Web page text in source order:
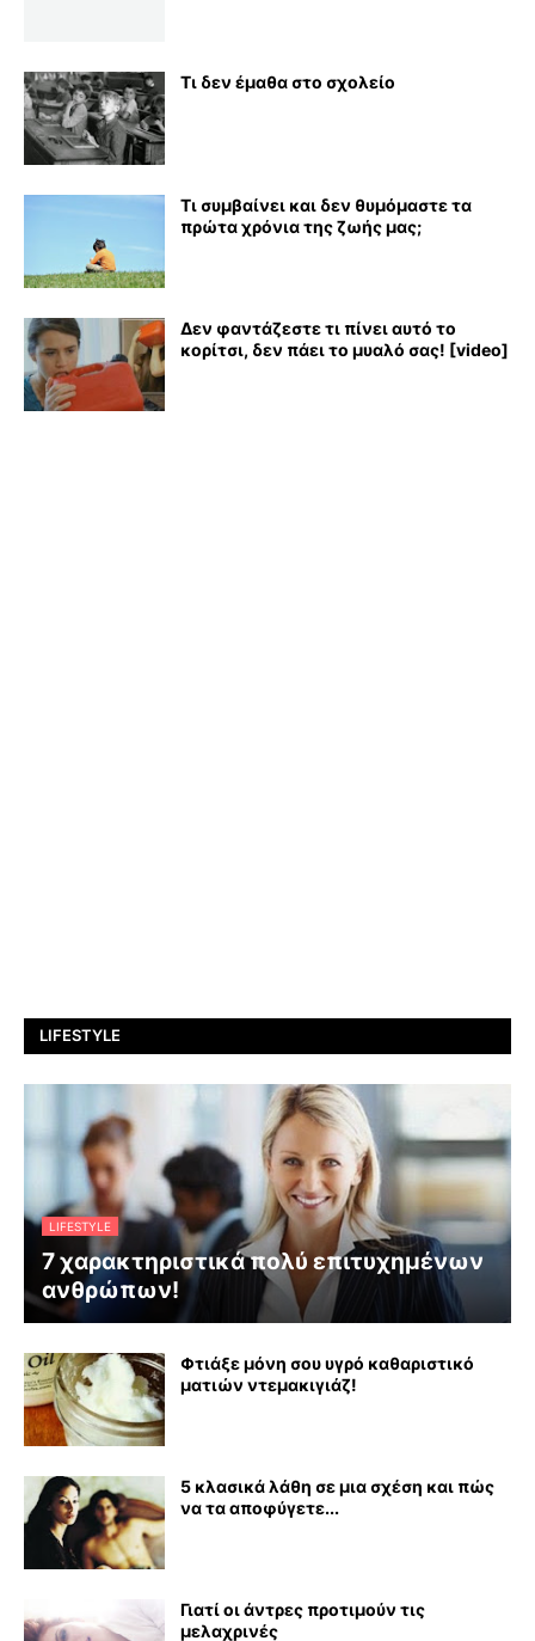
Τι δεν έμαθα στο σχολείο
Τι συμβαίνει και δεν θυμόμαστε τα
πρώτα χρόνια της ζωής μας;
Δεν φαντάζεστε τι πίνει αυτό το
κορίτσι, δεν πάει το μυαλό σας! [video]
LIFESTYLE
LIFESTYLE
7 χαρακτηριστικά πολύ επιτυχημένων
ανθρώπων!
Φτιάξε μόνη σου υγρό καθαριστικό
ματιών ντεμακιγιάζ!
5 κλασικά λάθη σε μια σχέση και πώς
να τα αποφύγετε...
Γιατί οι άντρες προτιμούν τις
μελαχρινές